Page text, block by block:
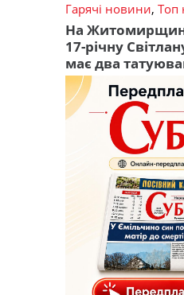
Гарячі новини, Топ
На
17-річну
має два